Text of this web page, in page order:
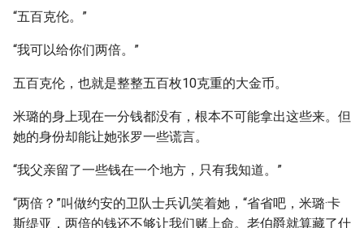
“五百克伦。”
“我可以给你们两倍。”
五百克伦，也就是整整五百枚10克重的大金币。
米璐的身上现在一分钱都没有，根本不可能拿出这些来。但
她的身份却能让她张罗一些谎言。
“我父亲留了一些钱在一个地方，只有我知道。”
“两倍？”叫做约安的卫队士兵讥笑着她，“省省吧，米璐·卡
斯缇亚，两倍的钱还不够让我们赌上命。老伯爵就算藏了什